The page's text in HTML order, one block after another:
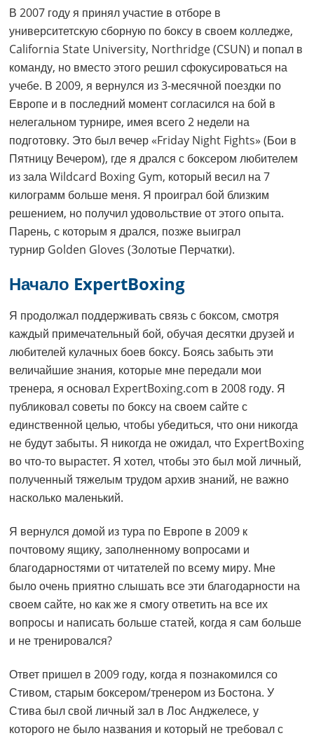
В 2007 году я принял участие в отборе в
университетскую сборную по боксу в своем колледже,
California State University, Northridge (CSUN) и попал в
команду, но вместо этого решил сфокусироваться на
учебе. В 2009, я вернулся из 3-месячной поездки по
Европе и в последний момент согласился на бой в
нелегальном турнире, имея всего 2 недели на
подготовку. Это был вечер «Friday Night Fights» (Бои в
Пятницу Вечером), где я дрался с боксером любителем
из зала Wildcard Boxing Gym, который весил на 7
килограмм больше меня. Я проиграл бой близким
решением, но получил удовольствие от этого опыта.
Парень, с которым я дрался, позже выиграл
турнир Golden Gloves (Золотые Перчатки).
Начало ExpertBoxing
Я продолжал поддерживать связь с боксом, смотря
каждый примечательный бой, обучая десятки друзей и
любителей кулачных боев боксу. Боясь забыть эти
величайшие знания, которые мне передали мои
тренера, я основал ExpertBoxing.com в 2008 году. Я
публиковал советы по боксу на своем сайте с
единственной целью, чтобы убедиться, что они никогда
не будут забыты. Я никогда не ожидал, что ExpertBoxing
во что-то вырастет. Я хотел, чтобы это был мой личный,
полученный тяжелым трудом архив знаний, не важно
насколько маленький.
Я вернулся домой из тура по Европе в 2009 к
почтовому ящику, заполненному вопросами и
благодарностями от читателей по всему миру. Мне
было очень приятно слышать все эти благодарности на
своем сайте, но как же я смогу ответить на все их
вопросы и написать больше статей, когда я сам больше
и не тренировался?
Ответ пришел в 2009 году, когда я познакомился со
Стивом, старым боксером/тренером из Бостона. У
Стива был свой личный зал в Лос Анджелесе, у
которого не было названия и который не требовал с